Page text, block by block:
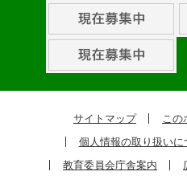
サイトマップ
この
個人情報の取り扱いに
教育委員会庁舎案内